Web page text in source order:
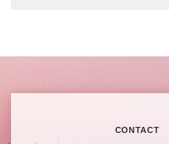
CONTACT